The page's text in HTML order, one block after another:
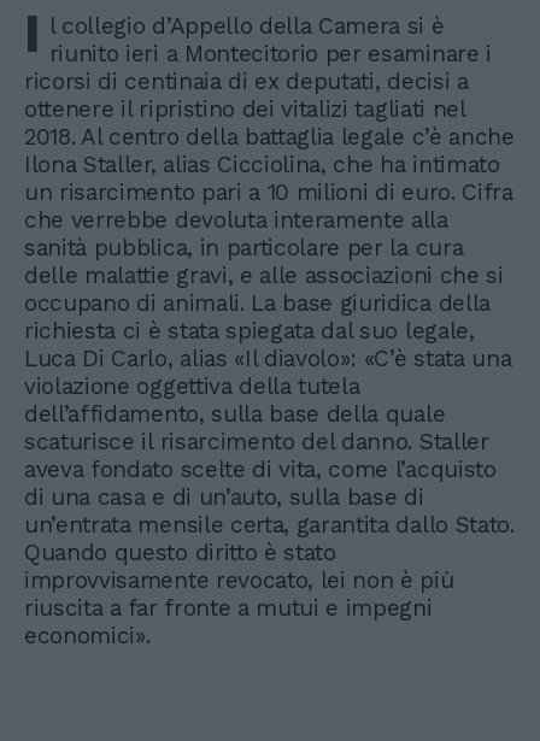
I l collegio d’Appello della Camera si è
riunito ieri a Montecitorio per esaminare i
ricorsi di centinaia di ex deputati, decisi a
ottenere il ripristino dei vitalizi tagliati nel
2018. Al centro della battaglia legale c’è anche
Ilona Staller, alias Cicciolina, che ha intimato
un risarcimento pari a 10 milioni di euro. Cifra
che verrebbe devoluta interamente alla
sanità pubblica, in particolare per la cura
delle malattie gravi, e alle associazioni che si
occupano di animali. La base giuridica della
richiesta ci è stata spiegata dal suo legale,
Luca Di Carlo, alias «Il diavolo»: «C’è stata una
violazione oggettiva della tutela
dell’affidamento, sulla base della quale
scaturisce il risarcimento del danno. Staller
aveva fondato scelte di vita, come l’acquisto
di una casa e di un’auto, sulla base di
un’entrata mensile certa, garantita dallo Stato.
Quando questo diritto è stato
improvvisamente revocato, lei non è più
riuscita a far fronte a mutui e impegni
economici».